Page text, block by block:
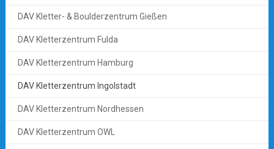
DAV Kletter- & Boulderzentrum Gießen
DAV Kletterzentrum Fulda
DAV Kletterzentrum Hamburg
DAV Kletterzentrum Ingolstadt
DAV Kletterzentrum Nordhessen
DAV Kletterzentrum OWL